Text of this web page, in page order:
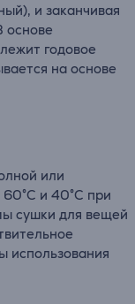
и заканчивая
основе
годовое
на основе
или
и 40°C при
сушки для вещей
использования